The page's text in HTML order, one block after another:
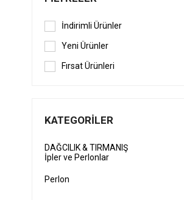
İndirimli Ürünler
Yeni Ürünler
Fırsat Ürünleri
KATEGORILER
DAĞCILIK & TIRMANIŞ
İpler ve Perlonlar
Perlon